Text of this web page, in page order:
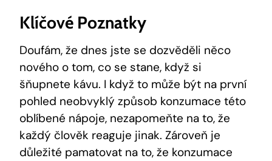
Klíčové Poznatky
Doufám,‍ že dnes jste se dozvěděli něco
nového o tom, co se stane, když si
šňupnete kávu. I ‌když‌ to ⁤může být na první
pohled neobvyklý způsob ⁢konzumace této
oblíbené nápoje,​ nezapomeňte na to, že
každý‍ člověk reaguje jinak. Zároveň ⁢je
důležité ‍pamatovat na to, ‌že konzumace